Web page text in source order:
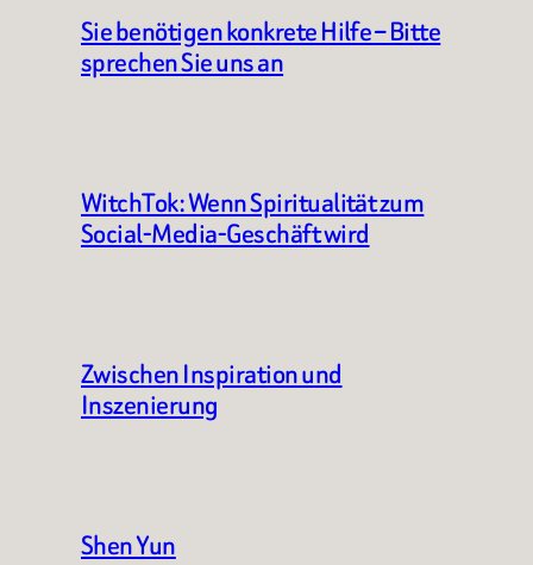
Sie benötigen konkrete Hilfe – Bitte
sprechen Sie uns an
WitchTok: Wenn Spiritualität zum
Social-Media-Geschäft wird
Zwischen Inspiration und
Inszenierung
Shen Yun